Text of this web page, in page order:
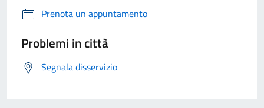
Prenota un appuntamento
Problemi in città
Segnala disservizio